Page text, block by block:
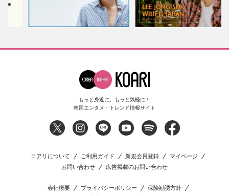
もっと身近に、もっと気軽に！
韓国エンタメ・トレンド情報サイト
コアリについて ご利用ガイド 新規会員登録
マイページ
お問い合わせ
広告掲載のお問い合わせ
会社概要 プライバシーポリシー
保険勧誘方針